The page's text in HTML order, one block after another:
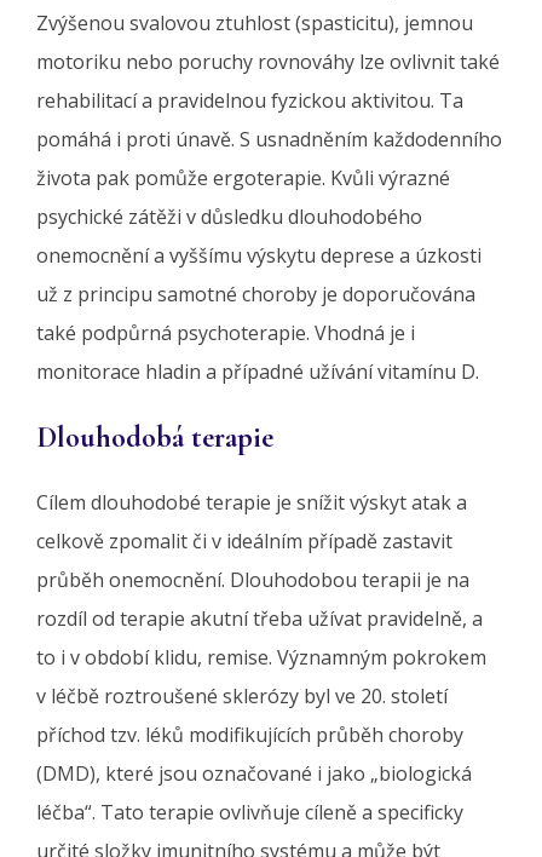
Zvýšenou svalovou ztuhlost (spasticitu), jemnou
motoriku nebo poruchy rovnováhy lze ovlivnit také
rehabilitací a pravidelnou fyzickou aktivitou. Ta
pomáhá i proti únavě. S usnadněním každodenního
života pak pomůže ergoterapie. Kvůli výrazné
psychické zátěži v důsledku dlouhodobého
onemocnění a vyššímu výskytu deprese a úzkosti
už z principu samotné choroby je doporučována
také podpůrná psychoterapie. Vhodná je i
monitorace hladin a případné užívání vitamínu D.
Dlouhodobá terapie
Cílem dlouhodobé terapie je snížit výskyt atak a
celkově zpomalit či v ideálním případě zastavit
průběh onemocnění. Dlouhodobou terapii je na
rozdíl od terapie akutní třeba užívat pravidelně, a
to i v období klidu, remise. Významným pokrokem
v léčbě roztroušené sklerózy byl ve 20. století
příchod tzv. léků modifikujících průběh choroby
(DMD), které jsou označované i jako „biologická
léčba“. Tato terapie ovlivňuje cíleně a specificky
určité složky imunitního systému a může být